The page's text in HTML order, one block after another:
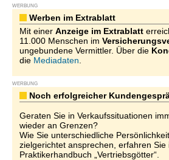
WERBUNG
Werben im Extrablatt
Mit einer Anzeige im Extrablatt
11.000 Menschen im
ungebundene Vermittler. Über die
die Mediadaten
WERBUNG
Noch erfolgreicher
Geraten Sie in Verkaufssituationen
wieder an Grenzen?
Wie Sie unterschiedliche
zielgerichtet ansprechen, erfahren Sie
Praktikerhandbuch „Vertriebsgötter“.